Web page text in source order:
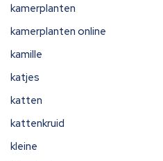
kamerplanten
kamerplanten online
kamille
katjes
katten
kattenkruid
kleine